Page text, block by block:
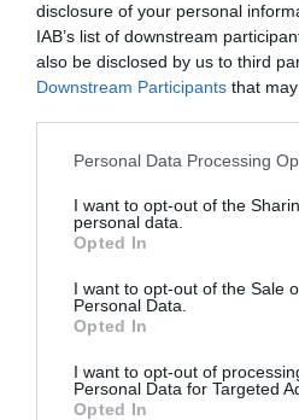
disclosure of your personal
IAB’s list of downstream
also be disclosed by us to third
Downstream Participants that
Please note that this website/app
not limited to your visit or usage
grant or deny consent to Google
use your data for below specified
consent section.
Personal Data Processing
I want to opt-out of the
personal data.
Opted In
I want to opt-out of the Sale
Personal Data.
Opted In
I want to opt-out of
Personal Data for Targeted
Opted In
YELANG VÖLGY: KÜLÖNÖS
AZ EGYKOR A
HASONLÓ ÉRDEKESSÉGEK